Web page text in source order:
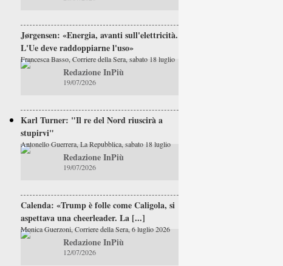
Jørgensen: «Energia, avanti sull'elettricità.
L'Ue deve raddoppiarne l'uso»
Francesca Basso, Corriere della Sera, sabato 18 luglio
Redazione InPiù
19/07/2026
Karl Turner: "Il re del Nord riuscirà a
stupirvi"
Antonello Guerrera, La Repubblica, sabato 18 luglio
Redazione InPiù
19/07/2026
Calenda: «Trump è folle come Caligola, si
aspettava una cheerleader. La [...]
Monica Guerzoni, Corriere della Sera, 6 luglio 2026
Redazione InPiù
12/07/2026